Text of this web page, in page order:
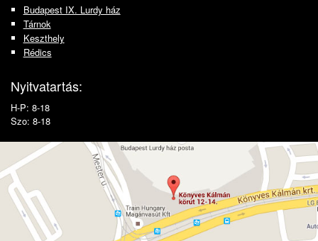
Budapest IX. Lurdy ház
Tárnok
Keszthely
Rédics
Nyitvatartás:
H-P: 8-18
Szo: 8-18